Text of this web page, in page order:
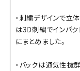
・刺繍デザインで立
は3D刺繍でインパ
にまとめました。
・バックは通気性抜